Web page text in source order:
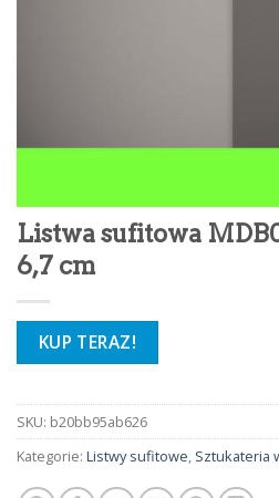
Listwa sufitowa
6,7 cm
KUP TERAZ!
SKU: b20bb95ab626
Kategorie: Listwy sufitowe, Sztukateria